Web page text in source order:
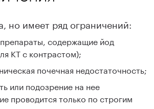
но имеет ряд ограничений:
содержащие йод
КТ с контрастом);
почечная недостаточность;
или подозрение на нее
проводится только по строгим